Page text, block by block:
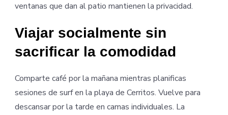
ventanas que dan al patio mantienen la privacidad.
Viajar socialmente sin
sacrificar la comodidad
Comparte café por la mañana mientras planificas
sesiones de surf en la playa de Cerritos. Vuelve para
descansar por la tarde en camas individuales. La